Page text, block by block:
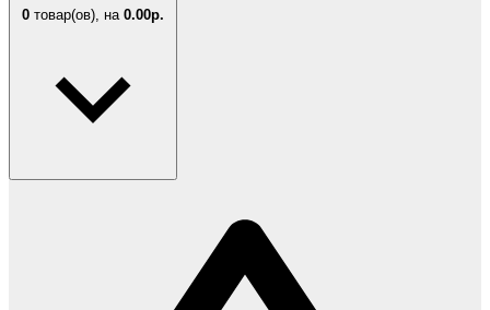
0 товар(ов), на 0.00р.